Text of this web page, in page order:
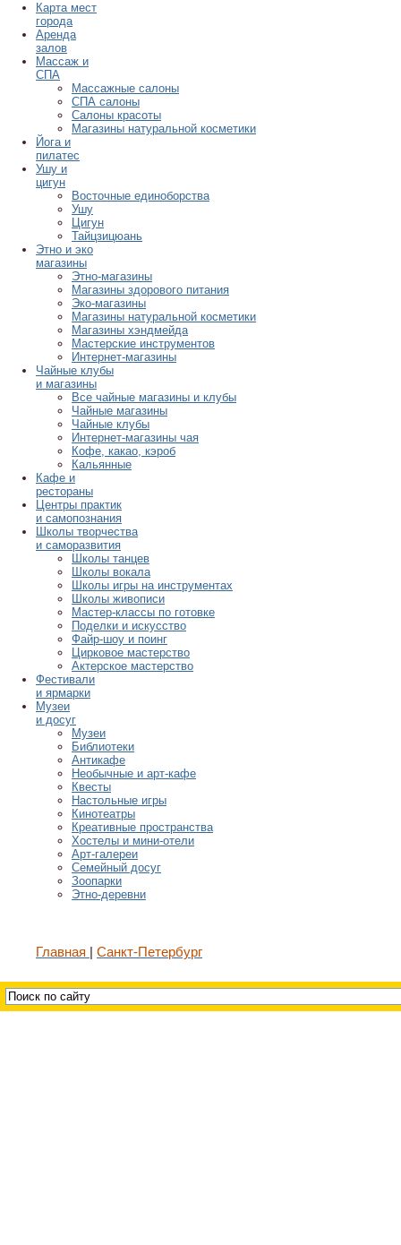
Карта мест
города
Аренда
залов
Массаж и
СПА
Массажные салоны
СПА салоны
Салоны красоты
Магазины натуральной косметики
Йога и
пилатес
Ушу и
цигун
Восточные единоборства
Ушу
Цигун
Тайцзицюань
Этно и эко
магазины
Этно-магазины
Магазины здорового питания
Эко-магазины
Магазины натуральной косметики
Магазины хэндмейда
Мастерские инструментов
Интернет-магазины
Чайные клубы
и магазины
Все чайные магазины и клубы
Чайные магазины
Чайные клубы
Интернет-магазины чая
Кофе, какао, кэроб
Кальянные
Кафе и
рестораны
Центры практик
и самопознания
Школы творчества
и саморазвития
Школы танцев
Школы вокала
Школы игры на инструментах
Школы живописи
Мастер-классы по готовке
Поделки и искусство
Файр-шоу и поинг
Цирковое мастерство
Актерское мастерство
Фестивали
и ярмарки
Музеи
и досуг
Музеи
Библиотеки
Антикафе
Необычные и арт-кафе
Квесты
Настольные игры
Кинотеатры
Креативные пространства
Хостелы и мини-отели
Арт-галереи
Семейный досуг
Зоопарки
Этно-деревни
Главная Санкт-Петербург